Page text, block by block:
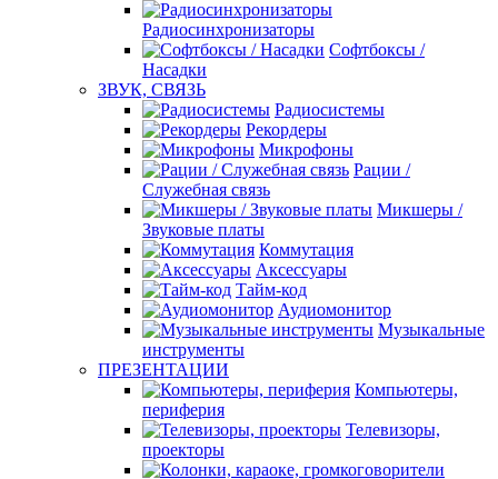
Радиосинхронизаторы
Софтбоксы /
Насадки
ЗВУК, СВЯЗЬ
Радиосистемы
Рекордеры
Микрофоны
Рации /
Служебная связь
Микшеры /
Звуковые платы
Коммутация
Аксессуары
Тайм-код
Аудиомонитор
Музыкальные
инструменты
ПРЕЗЕНТАЦИИ
Компьютеры,
периферия
Телевизоры,
проекторы